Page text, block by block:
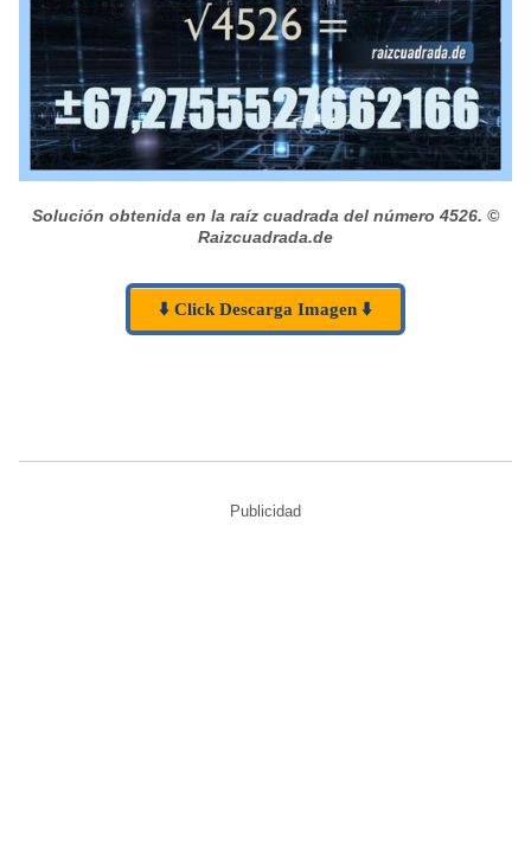
Solución obtenida en la raíz cuadrada del número 4526. ©
Raizcuadrada.de
⬇️ Click Descarga Imagen ⬇️
Publicidad